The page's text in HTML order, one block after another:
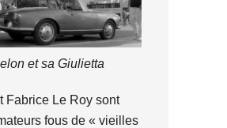
et sa Giulietta
Fabrice Le Roy sont
fous de « vieilles